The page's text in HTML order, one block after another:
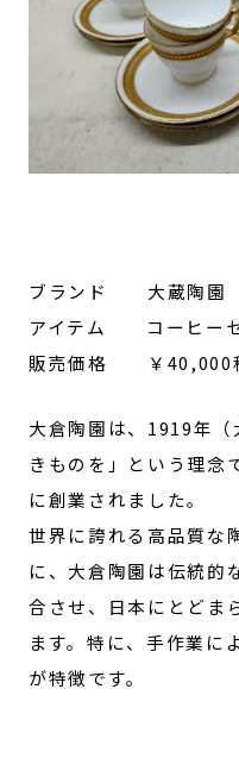
ブランド 大蔵陶園
アイテム コーヒー
販売価格 ￥40,000
大倉陶園は、1919年
きものを」という理念
に創業されました。
世界に誇れる高品質な
に、大倉陶園は伝統的
合させ、日本にとどま
ます。特に、手作業に
が特徴です。